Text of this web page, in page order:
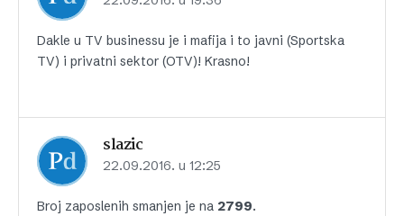
Dakle u TV businessu je i mafija i to javni (Sportska
TV) i privatni sektor (OTV)! Krasno!
slazic
22.09.2016. u 12:25
Broj zaposlenih smanjen je na 2799.